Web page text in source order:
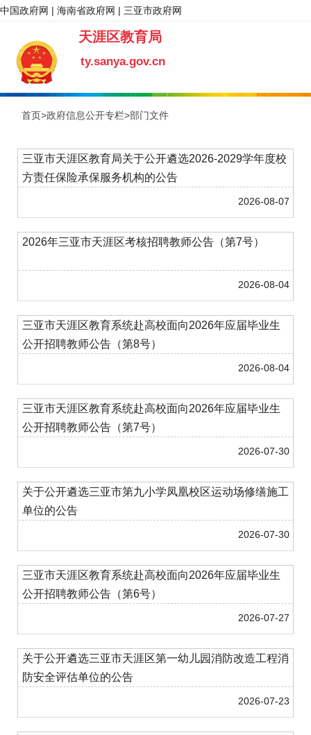
中国政府网 | 海南省政府网 | 三亚市政府网
天涯区教育局
ty.sanya.gov.cn
首页>政府信息公开专栏>部门文件
三亚市天涯区教育局关于公开遴选2026-2029学年度校
方责任保险承保服务机构的公告
2026-08-07
2026年三亚市天涯区考核招聘教师公告（第7号）
2026-08-04
三亚市天涯区教育系统赴高校面向2026年应届毕业生
公开招聘教师公告（第8号）
2026-08-04
三亚市天涯区教育系统赴高校面向2026年应届毕业生
公开招聘教师公告（第7号）
2026-07-30
关于公开遴选三亚市第九小学凤凰校区运动场修缮施工
单位的公告
2026-07-30
三亚市天涯区教育系统赴高校面向2026年应届毕业生
公开招聘教师公告（第6号）
2026-07-27
关于公开遴选三亚市天涯区第一幼儿园消防改造工程消
防安全评估单位的公告
2026-07-23